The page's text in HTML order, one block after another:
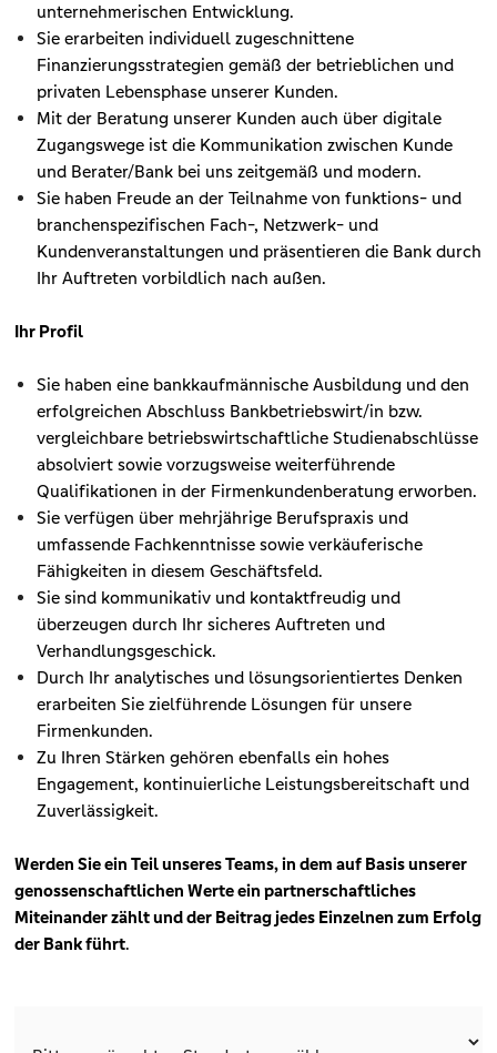
unternehmerischen Entwicklung.
Sie erarbeiten individuell zugeschnittene
Finanzierungsstrategien gemäß der betrieblichen und
privaten Lebensphase unserer Kunden.
Mit der Beratung unserer Kunden auch über digitale
Zugangswege ist die Kommunikation zwischen Kunde
und Berater/Bank bei uns zeitgemäß und modern.
Sie haben Freude an der Teilnahme von funktions- und
branchenspezifischen Fach-, Netzwerk- und
Kundenveranstaltungen und präsentieren die Bank durch
Ihr Auftreten vorbildlich nach außen.
Ihr Profil
Sie haben eine bankkaufmännische Ausbildung und den
erfolgreichen Abschluss Bankbetriebswirt/in bzw.
vergleichbare betriebswirtschaftliche Studienabschlüsse
absolviert sowie vorzugsweise weiterführende
Qualifikationen in der Firmenkundenberatung erworben.
Sie verfügen über mehrjährige Berufspraxis und
umfassende Fachkenntnisse sowie verkäuferische
Fähigkeiten in diesem Geschäftsfeld.
Sie sind kommunikativ und kontaktfreudig und
überzeugen durch Ihr sicheres Auftreten und
Verhandlungsgeschick.
Durch Ihr analytisches und lösungsorientiertes Denken
erarbeiten Sie zielführende Lösungen für unsere
Firmenkunden.
Zu Ihren Stärken gehören ebenfalls ein hohes
Engagement, kontinuierliche Leistungsbereitschaft und
Zuverlässigkeit.
Werden Sie ein Teil unseres Teams, in dem auf Basis unserer
genossenschaftlichen Werte ein partnerschaftliches
Miteinander zählt und der Beitrag jedes Einzelnen zum Erfolg
der Bank führt.